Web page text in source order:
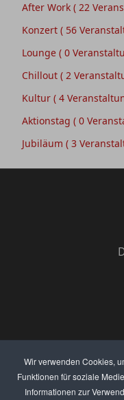
Wir verwenden Cookies,
Funktionen für soziale
Informationen zur
After Work ( 22
Konzert ( 56
Lounge ( 0
Chillout ( 2
Kultur ( 4
Aktionstag ( 0
Jubiläum ( 3